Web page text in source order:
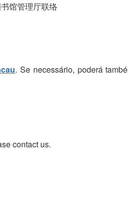
馆管理厅联络
. Se necessário, poderá
contact us.